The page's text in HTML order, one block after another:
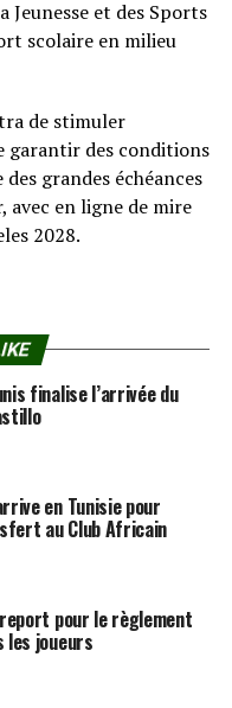
Jeunesse et des Sports
scolaire en milieu
de stimuler
garantir des conditions
grandes échéances
en ligne de mire
2028.
finalise l’arrivée du
en Tunisie pour
au Club Africain
pour le règlement
les joueurs